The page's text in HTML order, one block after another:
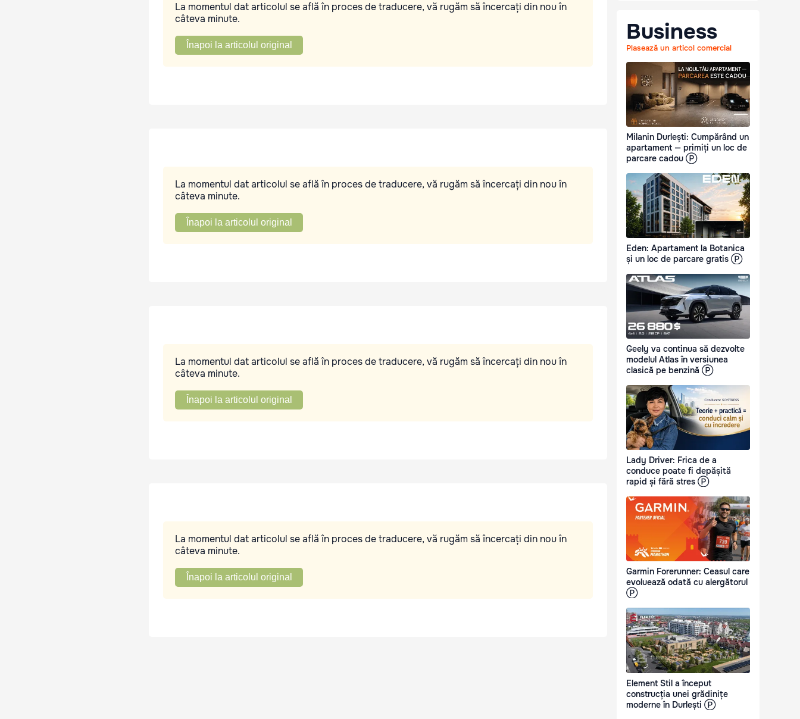
La momentul dat articolul se află în proces de traducere, vă rugăm să încercați din nou în
câteva minute.
Înapoi la articolul original
La momentul dat articolul se află în proces de traducere, vă rugăm să încercați din nou în
câteva minute.
Înapoi la articolul original
La momentul dat articolul se află în proces de traducere, vă rugăm să încercați din nou în
câteva minute.
Înapoi la articolul original
La momentul dat articolul se află în proces de traducere, vă rugăm să încercați din nou în
câteva minute.
Înapoi la articolul original
Business
Plasează un articol comercial
Milanin Durlești: Cumpărând un
apartament — primiți un loc de
parcare cadou Ⓟ
Eden: Apartament la Botanica
și un loc de parcare gratis Ⓟ
Geely va continua să dezvolte
modelul Atlas în versiunea
clasică pe benzină Ⓟ
Lady Driver: Frica de a
conduce poate fi depășită
rapid și fără stres Ⓟ
Garmin Forerunner: Ceasul care
evoluează odată cu alergătorul
Ⓟ
Element Stil a început
construcția unei grădinițe
moderne în Durlești Ⓟ